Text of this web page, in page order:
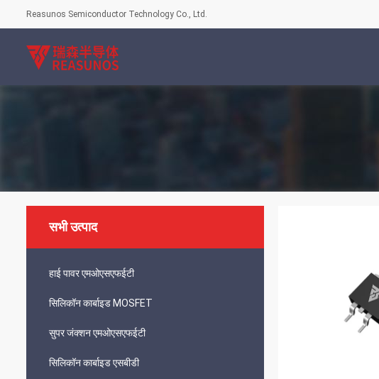
Reasunos Semiconductor Technology Co., Ltd.
सभी उत्पाद
हाई पावर एमओएसएफईटी
सिलिकॉन कार्बाइड MOSFET
सुपर जंक्शन एमओएसएफईटी
सिलिकॉन कार्बाइड एसबीडी